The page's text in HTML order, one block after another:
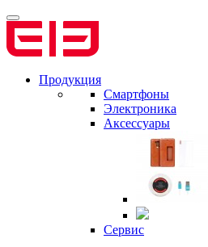
Продукция
Смартфоны
Электроника
Аксессуары
Сервис